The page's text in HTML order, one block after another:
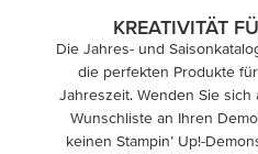
KREATIVITÄT
Die Jahres- und
die perfekten Produkte
Jahreszeit. Wenden Sie
Wunschliste an Ihren
keinen Stampin’ Up!-